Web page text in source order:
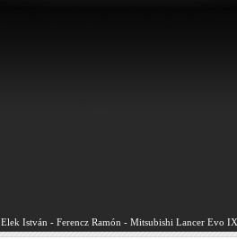
Elek István - Ferencz Ramón - Mitsubishi Lancer Evo